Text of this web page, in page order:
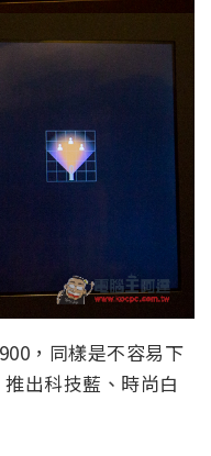
，同樣是不容易下
出科技藍、時尚白